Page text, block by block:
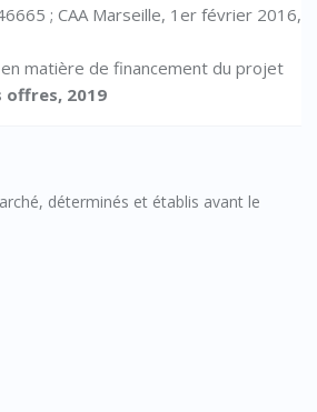
; CAA Marseille, 1er février 2016,
matière de financement du projet
offres, 2019
déterminés et établis avant le